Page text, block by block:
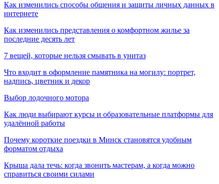
Как изменились способы общения и защиты личных данных в
интернете
Как изменились представления о комфортном жилье за
последние десять лет
7 вещей, которые нельзя смывать в унитаз
Что входит в оформление памятника на могилу: портрет,
надпись, цветник и декор
Выбор лодочного мотора
Как люди выбирают курсы и образовательные платформы для
удалённой работы
Почему короткие поездки в Минск становятся удобным
форматом отдыха
Крыша дала течь: когда звонить мастерам, а когда можно
справиться своими силами